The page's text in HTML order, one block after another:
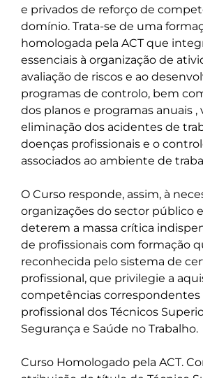
e privados de reforço de
domínio. Trata-se de uma
homologada pela ACT que
essenciais à organização de
avaliação de riscos e ao
programas de controlo, bem
dos planos e programas anuais ,
eliminação dos acidentes de
doenças profissionais e o
associados ao ambiente de
O Curso responde, assim, à
organizações do sector público
deterem a massa crítica
de profissionais com formação
reconhecida pelo sistema de
profissional, que privilegie a
competências correspondentes
profissional dos Técnicos
Segurança e Saúde no Trabalho.
Curso Homologado pela ACT.